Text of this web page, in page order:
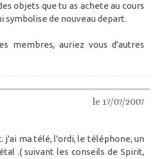
objets que tu as achete au cours
symbolise de nouveau depart.
membres, auriez vous d'autres
le 17/07/2007
j'ai ma télé, l'ordi, le téléphone, un
.( suivant les conseils de Spirit,